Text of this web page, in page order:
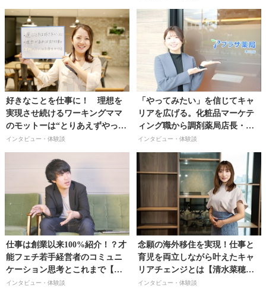
好きなことを仕事に！ 理想を
実現させ続けるワーキングママ
のモットーは“とりあえずやって
みる”【料理家・ライフスタイル
デザイナー／太田みおさん】
インタビュー・体験談
「やってみたい」を信じてキャ
リアを広げる。化粧品マーケテ
ィング職から調剤薬局店長・管
理薬剤師・人事・教育の多職種
兼任へ【株式会社プラザ薬局／
藤井優佳さん】
インタビュー・体験談
仕事は創業以来100%紹介！？才
能フェチ若手経営者のコミュニ
ケーション思考とこれまで【株
式会社For you代表取締役／野田
インタビュー・体験談
念願の海外移住を実現！仕事と
育児を両立しながら叶えたキャ
リアチェンジとは【清水菜穂子
さん】
インタビュー・体験談